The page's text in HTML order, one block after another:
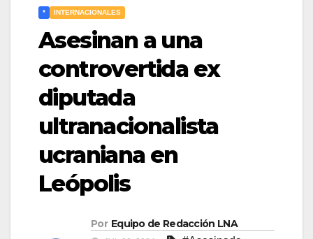
* INTERNACIONALES
Asesinan a una
controvertida ex
diputada
ultranacionalista
ucraniana en
Leópolis
Por Equipo de Redacción LNA